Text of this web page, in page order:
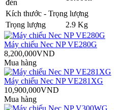
đèn
Kích thước - Trọng lượng
Trọng lượng
2.9 Kg
Máy chiếu Nec NP VE280G
8,200,000VND
Mua hàng
Máy chiếu Nec NP VE281XG
10,900,000VND
Mua hàng